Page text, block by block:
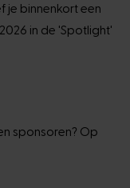
je binnenkort een
in de 'Spotlight'
sponsoren? Op